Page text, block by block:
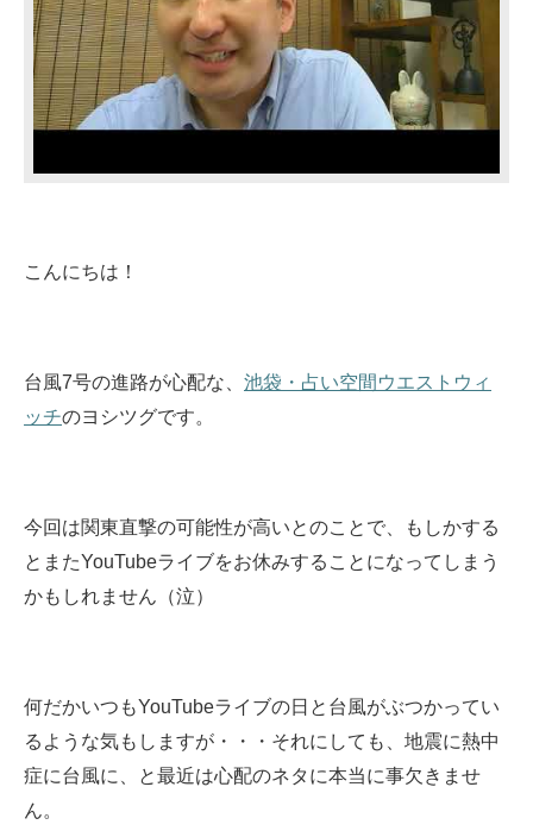
こんにちは！
台風7号の進路が心配な、 池袋・占い空間ウエストウィ
ッチのヨシツグです。
今回は関東直撃の可能性が高いとのことで、もしかする
とまたYouTubeライブをお休みすることになってしまう
かもしれません（泣）
何だかいつもYouTubeライブの日と台風がぶつかってい
るような気もしますが・・・それにしても、地震に熱中
症に台風に、と最近は心配のネタに本当に事欠きませ
ん。